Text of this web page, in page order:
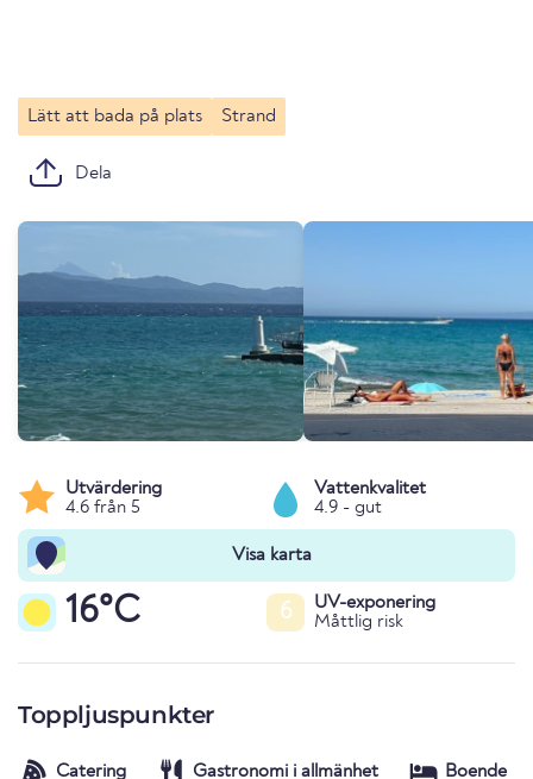
Lätt att bada på plats Strand
Dela
Utvärdering
4.6 från 5
Vattenkvalitet
4.9 - gut
Visa karta
16°C 6
UV-exponering
Måttlig risk
Toppljuspunkter
Catering Gastronomi i allmänhet Boende